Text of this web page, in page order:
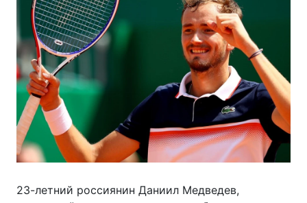
23-летний россиянин Даниил Медведев,